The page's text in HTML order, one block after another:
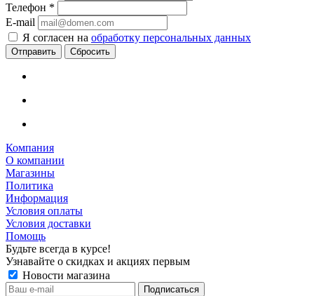
Телефон *
E-mail
Я согласен на обработку персональных данных
Сбросить
Компания
О компании
Магазины
Политика
Информация
Условия оплаты
Условия доставки
Помощь
Будьте всегда в курсе!
Узнавайте о скидках и акциях первым
Новости магазина